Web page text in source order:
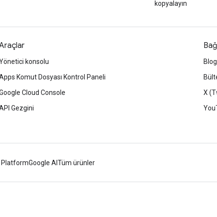
kopyalayın
konsolu
Komut Dosyası Kontrol Paneli
Cloud Console
Gezgini
Blog
X
PlatformGoogle AI Tüm ürünler